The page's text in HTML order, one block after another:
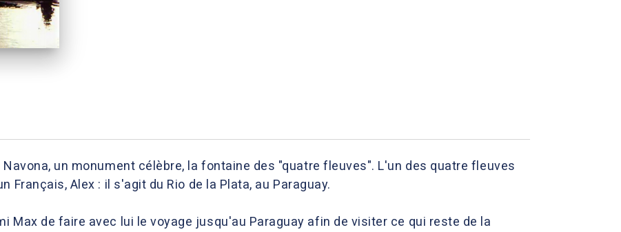
Navona, un monument célèbre, la fontaine des "quatre fleuves". L'un des quatre fleuves
Français, Alex : il s'agit du Rio de la Plata, au Paraguay.
Max de faire avec lui le voyage jusqu'au Paraguay afin de visiter ce qui reste de la